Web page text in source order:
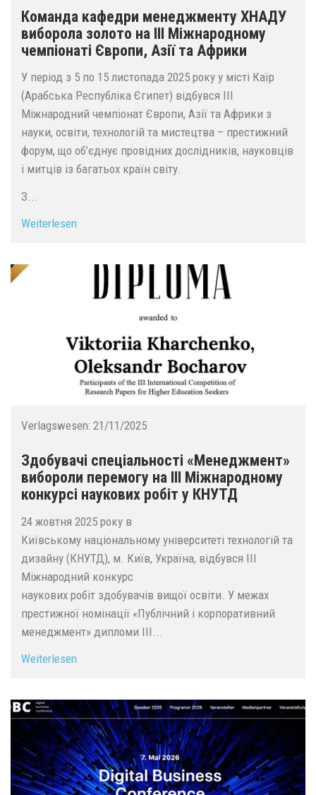
Команда кафедри менеджменту ХНАДУ
виборола золото на III Міжнародному
чемпіонаті Європи, Азії та Африки
У період з 5 по 15 листопада 2025 року у місті Каїр
(Арабська Республіка Єгипет) відбувся III
Міжнародний чемпіонат Європи, Азії та Африки з
науки, освіти, технологій та мистецтва – престижний
форум, що об’єднує провідних дослідників, науковців
і митців із багатьох країн світу.
З...
Weiterlesen
Verlagswesen: 21/11/2025
Здобувачі спеціальності «Менеджмент»
вибороли перемогу на ІІІ Міжнародному
конкурсі наукових робіт у КНУТД
24 жовтня 2025 року в
Київському національному університеті технологій та
дизайну (КНУТД), м. Київ, Україна, відбувся ІІІ
Міжнародний конкурс
наукових робіт здобувачів вищої освіти. У межах
престижної номінації «Публічний і корпоративний
менеджмент» дипломи III...
Weiterlesen